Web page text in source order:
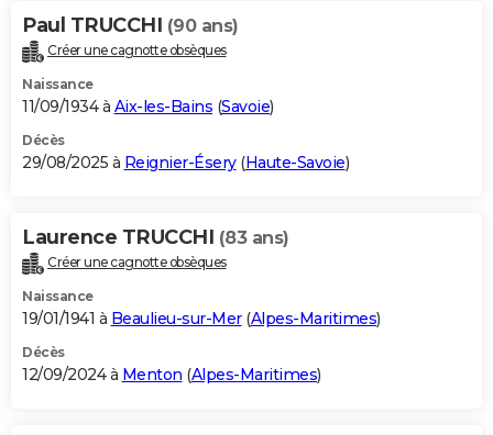
Bricolage
Lifestyle
Culture
Sport
Auto
Television
Voyage
Cinema
Paul TRUCCHI (90 ans)
Créer une cagnotte obsèques
Naissance
11/09/1934 à Aix-les-Bains (Savoie)
Décès
29/08/2025 à Reignier-Ésery(Haute-Savoie)
Laurence TRUCCHI (83 ans)
Créer une cagnotte obsèques
Naissance
19/01/1941 à Beaulieu-sur-Mer(Alpes-Maritimes)
Décès
12/09/2024 à Menton (Alpes-Maritimes)